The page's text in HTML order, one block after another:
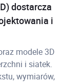
dostarcza
i
modele 3D
i siatek.
wymiarów,